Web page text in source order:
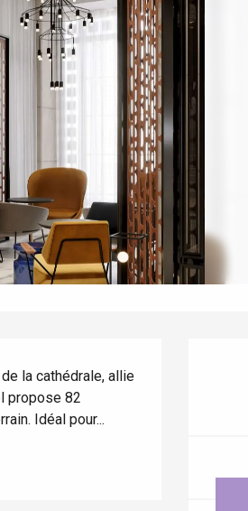
la cathédrale, allie
propose 82
Idéal pour...